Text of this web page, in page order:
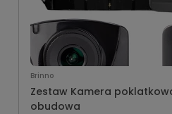
Brinno
Zestaw Kamera
obudowa